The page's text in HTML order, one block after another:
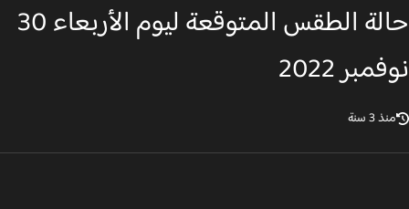
حالة الطقس المتوقعة ليوم الأربعاء 30
2022
3 سنة